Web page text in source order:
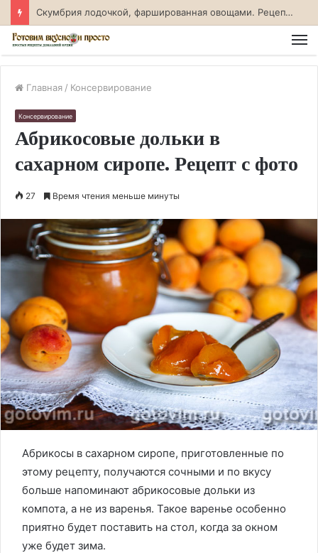
Скумбрия лодочкой, фаршированная овощами. Рецепт с фото
Главная / Консервирование
Консервирование
Абрикосовые дольки в
сахарном сиропе. Рецепт с фото
27 Время чтения меньше минуты
Абрикосы в сахарном сиропе, приготовленные по
этому рецепту, получаются сочными и по вкусу
больше напоминают абрикосовые дольки из
компота, а не из варенья. Такое варенье особенно
приятно будет поставить на стол, когда за окном
уже будет зима.